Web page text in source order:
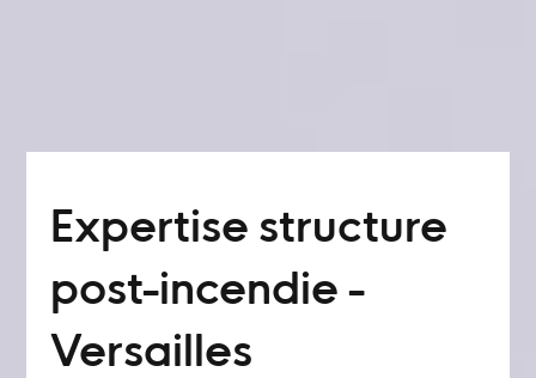
Expertise structure
post-incendie -
Versailles